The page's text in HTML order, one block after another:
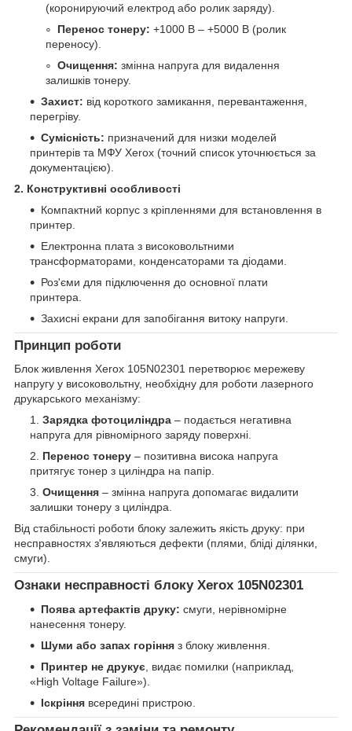
(коронируючий електрод або ролик заряду).
Перенос тонеру: +1000 В – +5000 В (ролик
переносу).
Очищення: змінна напруга для видалення
залишків тонеру.
Захист: від короткого замикання, перевантаження,
перегріву.
Сумісність: призначений для низки моделей
принтерів та МФУ Xerox (точний список уточнюється за
документацією).
2. Конструктивні особливості
Компактний корпус з кріпленнями для встановлення в
принтер.
Електронна плата з високовольтними
трансформаторами, конденсаторами та діодами.
Роз'єми для підключення до основної плати
принтера.
Захисні екрани для запобігання витоку напруги.
Принцип роботи
Блок живлення Xerox 105N02301 перетворює мережеву
напругу у високовольтну, необхідну для роботи лазерного
друкарського механізму:
Зарядка фотоциліндра – подається негативна
напруга для рівномірного заряду поверхні.
Перенос тонеру – позитивна висока напруга
притягує тонер з циліндра на папір.
Очищення – змінна напруга допомагає видалити
залишки тонеру з циліндра.
Від стабільності роботи блоку залежить якість друку: при
несправностях з'являються дефекти (плями, бліді ділянки,
смуги).
Ознаки несправності блоку Xerox 105N02301
Поява артефактів друку: смуги, нерівномірне
нанесення тонеру.
Шуми або запах горіння з блоку живлення.
Принтер не друкує , видає помилки (наприклад,
«High Voltage Failure»).
Іскріння всередині пристрою.